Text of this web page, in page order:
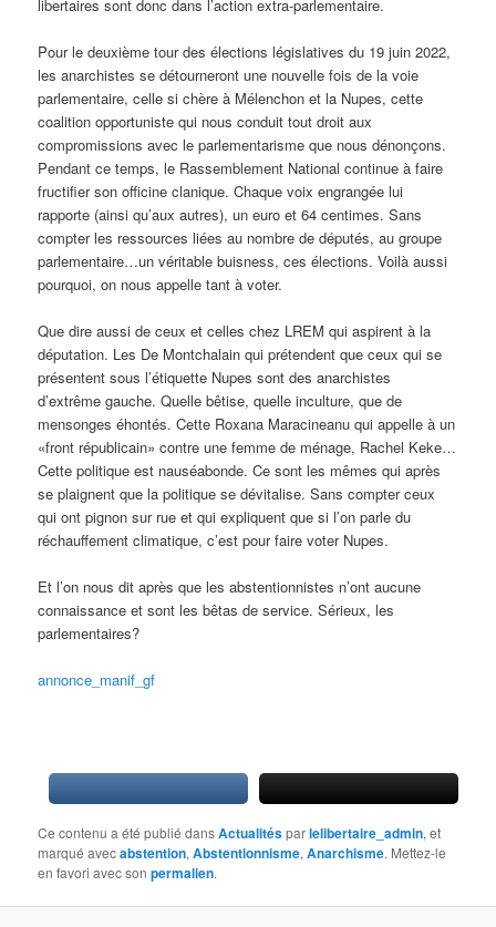
libertaires sont donc dans l’action extra-parlementaire.
Pour le deuxième tour des élections législatives du 19 juin 2022,
les anarchistes se détourneront une nouvelle fois de la voie
parlementaire, celle si chère à Mélenchon et la Nupes, cette
coalition opportuniste qui nous conduit tout droit aux
compromissions avec le parlementarisme que nous dénonçons.
Pendant ce temps, le Rassemblement National continue à faire
fructifier son officine clanique. Chaque voix engrangée lui
rapporte (ainsi qu’aux autres), un euro et 64 centimes. Sans
compter les ressources liées au nombre de députés, au groupe
parlementaire…un véritable buisness, ces élections. Voilà aussi
pourquoi, on nous appelle tant à voter.
Que dire aussi de ceux et celles chez LREM qui aspirent à la
députation. Les De Montchalain qui prétendent que ceux qui se
présentent sous l’étiquette Nupes sont des anarchistes
d’extrême gauche. Quelle bêtise, quelle inculture, que de
mensonges éhontés. Cette Roxana Maracineanu qui appelle à un
«front républicain» contre une femme de ménage, Rachel Keke…
Cette politique est nauséabonde. Ce sont les mêmes qui après
se plaignent que la politique se dévitalise. Sans compter ceux
qui ont pignon sur rue et qui expliquent que si l’on parle du
réchauffement climatique, c’est pour faire voter Nupes.
Et l’on nous dit après que les abstentionnistes n’ont aucune
connaissance et sont les bêtas de service. Sérieux, les
parlementaires?
annonce_manif_gf
Ce contenu a été publié dansActualitésparlelibertaire_admin, et
marqué avecabstention,Abstentionnisme,Anarchisme. Mettez-le
en favori avec sonpermalien.